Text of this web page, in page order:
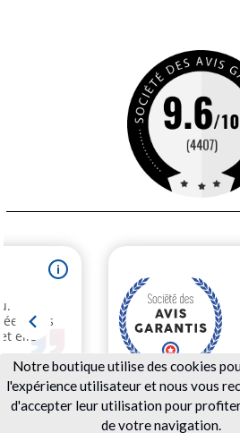
Notreboutique utilise des cookies
l'expérience utilisateur et nous vous
d'accepter leur utilisation pour
de votre navigation.